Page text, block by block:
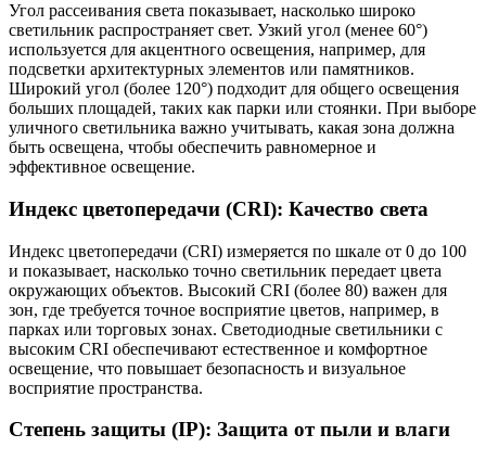
Угол рассеивания света показывает, насколько широко
светильник распространяет свет. Узкий угол (менее 60°)
используется для акцентного освещения, например, для
подсветки архитектурных элементов или памятников.
Широкий угол (более 120°) подходит для общего освещения
больших площадей, таких как парки или стоянки. При выборе
уличного светильника важно учитывать, какая зона должна
быть освещена, чтобы обеспечить равномерное и
эффективное освещение.
Индекс цветопередачи (CRI): Качество света
Индекс цветопередачи (CRI) измеряется по шкале от 0 до 100
и показывает, насколько точно светильник передает цвета
окружающих объектов. Высокий CRI (более 80) важен для
зон, где требуется точное восприятие цветов, например, в
парках или торговых зонах. Светодиодные светильники с
высоким CRI обеспечивают естественное и комфортное
освещение, что повышает безопасность и визуальное
восприятие пространства.
Степень защиты (IP): Защита от пыли и влаги